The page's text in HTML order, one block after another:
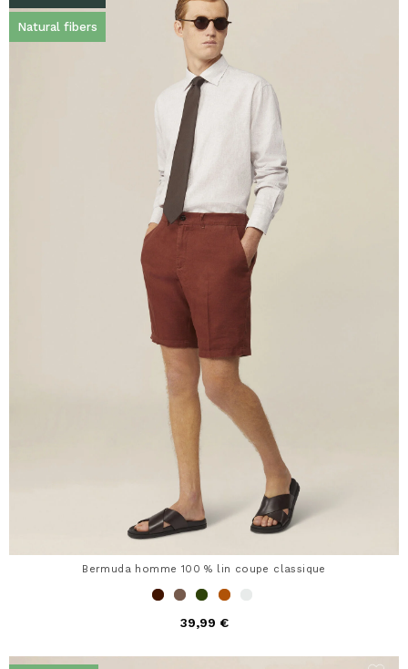
Natural fibers
Bermuda homme 100 % lin coupe classique
39,99 €